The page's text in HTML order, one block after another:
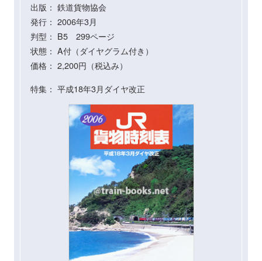
出版： 鉄道貨物協会
発行： 2006年3月
判型： B5 299ページ
状態： A付（ダイヤグラム付き）
価格： 2,200円（税込み）
特集： 平成18年3月ダイヤ改正